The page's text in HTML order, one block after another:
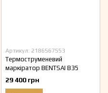
Артикул: 2186567553
Термоструменевий
маркіратор BENTSAI B35
29 400 грн